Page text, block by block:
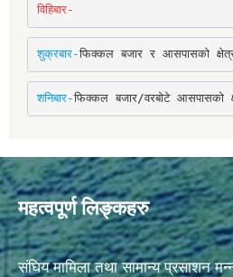
विहिबार-
शुक्रबार-फिक्कल बजार र आसपासको
शनिबार-फिक्कल बजार/वरबोटे आसपासको
महत्वपूर्ण लिङ्कहरु
संघिय मामिला तथा सामान्य प्रसाशन